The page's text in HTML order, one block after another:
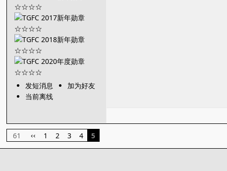
发短消息
加为好友
当前离线
61 ‹‹ 1 2 3 4 5